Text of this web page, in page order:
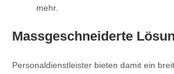
mehr.
Massgeschneiderte
Personaldienstleister bieten damit ein